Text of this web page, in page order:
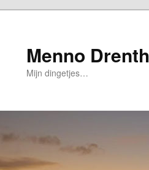
Menno
Mijn dingetjes…